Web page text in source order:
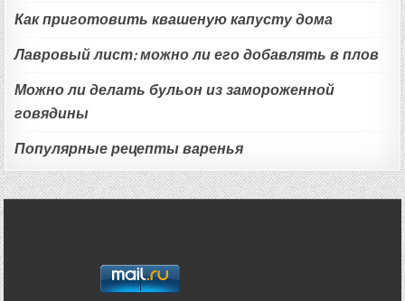
Как приготовить квашеную капусту дома
Лавровый лист: можно ли его добавлять в плов
Можно ли делать бульон из замороженной
говядины
Популярные рецепты варенья